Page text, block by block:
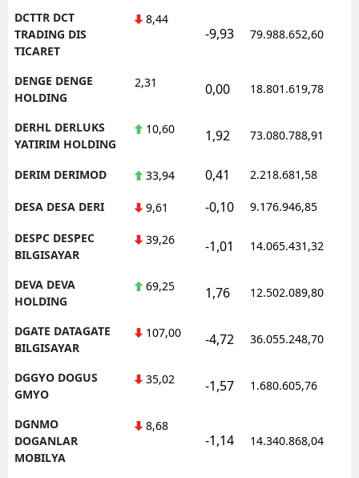
DCTTR DCT
TRADING DIS
TICARET
8,44
-9,93 79.988.652,60
DENGE DENGE
HOLDING
2,31 0,00 18.801.619,78
DERHL DERLUKS
YATIRIM HOLDING
10,60 1,92 73.080.788,91
DERIM DERIMOD 33,94 0,41 2.218.681,58
DESA DESA DERI 9,61 -0,10 9.176.946,85
DESPC DESPEC
BILGISAYAR
39,26 -1,01 14.065.431,32
DEVA DEVA
HOLDING
69,25 1,76 12.502.089,80
DGATE DATAGATE
BILGISAYAR
107,00 -4,72 36.055.248,70
DGGYO DOGUS
GMYO
35,02 -1,57 1.680.605,76
DGNMO
DOGANLAR
MOBILYA
8,68
-1,14 14.340.868,04